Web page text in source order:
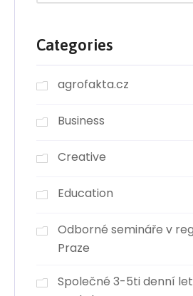
Categories
agrofakta.cz
Business
Creative
Education
Odborné semináře v
Praze
Společné 3-5ti denní